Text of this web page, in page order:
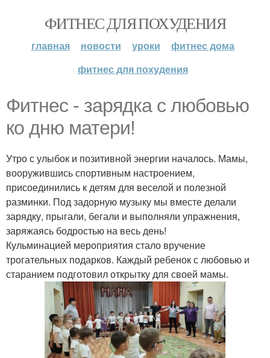
ФИТНЕС ДЛЯ ПОХУДЕНИЯ
главная новости уроки
фитнес дома
фитнес для похудения
Фитнес - зарядка с любовью
ко дню матери!
Утро с улыбок и позитивной энергии началось. Мамы,
вооружившись спортивным настроением,
присоединились к детям для веселой и полезной
разминки. Под задорную музыку мы вместе делали
зарядку, прыгали, бегали и выполняли упражнения,
заряжаясь бодростью на весь день!
Кульминацией мероприятия стало вручение
трогательных подарков. Каждый ребенок с любовью и
старанием подготовил открытку для своей мамы.